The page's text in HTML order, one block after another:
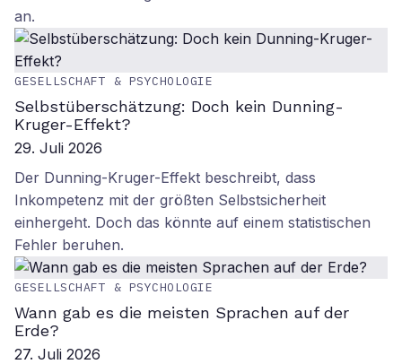
an.
GESELLSCHAFT & PSYCHOLOGIE
Selbstüberschätzung: Doch kein Dunning-
Kruger-Effekt?
29. Juli 2026
Der Dunning-Kruger-Effekt beschreibt, dass
Inkompetenz mit der größten Selbstsicherheit
einhergeht. Doch das könnte auf einem statistischen
Fehler beruhen.
GESELLSCHAFT & PSYCHOLOGIE
Wann gab es die meisten Sprachen auf der
Erde?
27. Juli 2026